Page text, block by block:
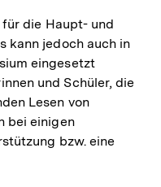
die Haupt- und
kann jedoch auch in
eingesetzt
und Schüler, die
Lesen von
bei einigen
bzw. eine